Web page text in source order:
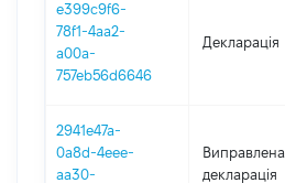
e399c9f6-
78f1-4aa2-
a00a-
757eb56d6646
Декларація
2941e47a-
0a8d-4eee-
aa30-
Виправлена
декларація